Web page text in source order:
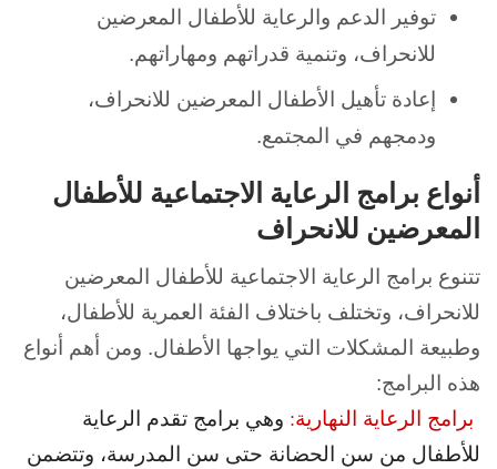
توفير الدعم والرعاية للأطفال المعرضين
للانحراف، وتنمية قدراتهم ومهاراتهم.
إعادة تأهيل الأطفال المعرضين للانحراف،
ودمجهم في المجتمع.
أنواع برامج الرعاية الاجتماعية للأطفال
المعرضين للانحراف
تتنوع برامج الرعاية الاجتماعية للأطفال المعرضين
للانحراف، وتختلف باختلاف الفئة العمرية للأطفال،
وطبيعة المشكلات التي يواجها الأطفال. ومن أهم أنواع
هذه البرامج:
برامج الرعاية النهارية: وهي برامج تقدم الرعاية
للأطفال من سن الحضانة حتى سن المدرسة، وتتضمن